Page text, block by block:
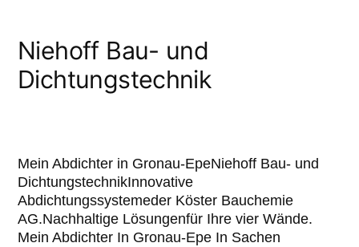
Niehoff Bau- und
Dichtungstechnik
Mein Abdichter in Gronau-EpeNiehoff Bau- und
DichtungstechnikInnovative
Abdichtungssystemeder Köster Bauchemie
AG.Nachhaltige Lösungenfür Ihre vier Wände.
Mein Abdichter In Gronau-Epe In Sachen